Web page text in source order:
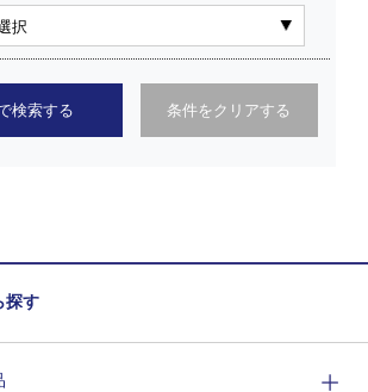
検索する 条件をクリアする
探す